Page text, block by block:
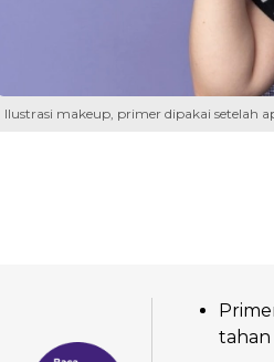
Ilustrasi makeup, primer dipakai setelah
tahan